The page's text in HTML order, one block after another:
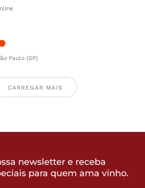
Paulo (SP)
CARREGAR MAIS
newsletter e receba
para quem ama vinho.